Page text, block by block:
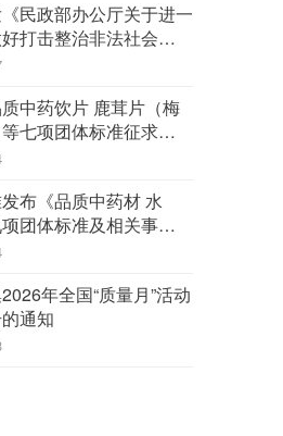
民政部办公厅关于进一
打击整治非法社会组织
》的通知
中药饮片 鹿茸片（梅
七项团体标准征求意见
布《品质中药材 水
团体标准及相关事宜的
年全国“质量月”活动
通知